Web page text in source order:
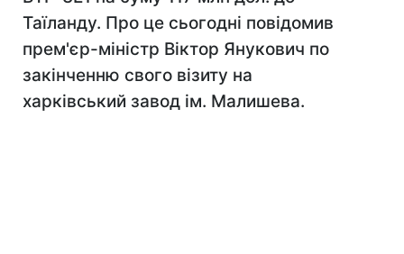
Таїланду. Про це сьогодні повідомив
прем'єр-міністр Віктор Янукович по
закінченню свого візиту на
харківський завод ім. Малишева.